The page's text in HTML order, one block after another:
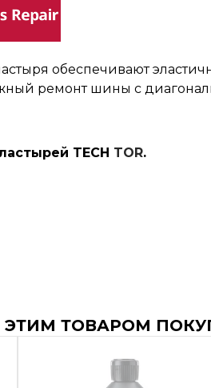
обеспечивают
ремонт шины с
TECH TOR.
ЭТИМ ТОВАРОМ